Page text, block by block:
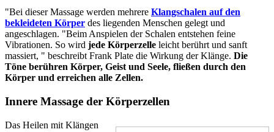
"Bei dieser Massage werden mehrere Klangschalen auf den
bekleideten Körper des liegenden Menschen gelegt und
angeschlagen. "Beim Anspielen der Schalen entstehen feine
Vibrationen. So wird jede Körperzelle leicht berührt und sanft
massiert, " beschreibt Frank Plate die Wirkung der Klänge. Die
Töne berühren Körper, Geist und Seele, fließen durch den
Körper und erreichen alle Zellen.
Innere Massage der Körperzellen
Das Heilen mit Klängen